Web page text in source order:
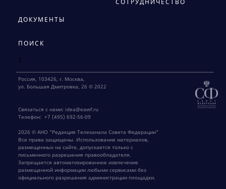
СОТРУДНИЧЕСТВО
ДОКУМЕНТЫ
ПОИСК
2
2026 © АНО "Редакция Телеканала Совета Федерации"
Все права защищены. Использование материалов,
размещенных на сайте, допускается только с
письменного разрешения правообладателя.
Запрещается автоматизированное извлечение
размещенной информации любыми сервисами без
официального разрешения администрации площадки.
Россия, 103426, г. Москва,
ул. Большая Дмитровка, 26 © 2022
Связаться с нами: idea@eawf.ru
Телефон: +7 (495) 692-56-09